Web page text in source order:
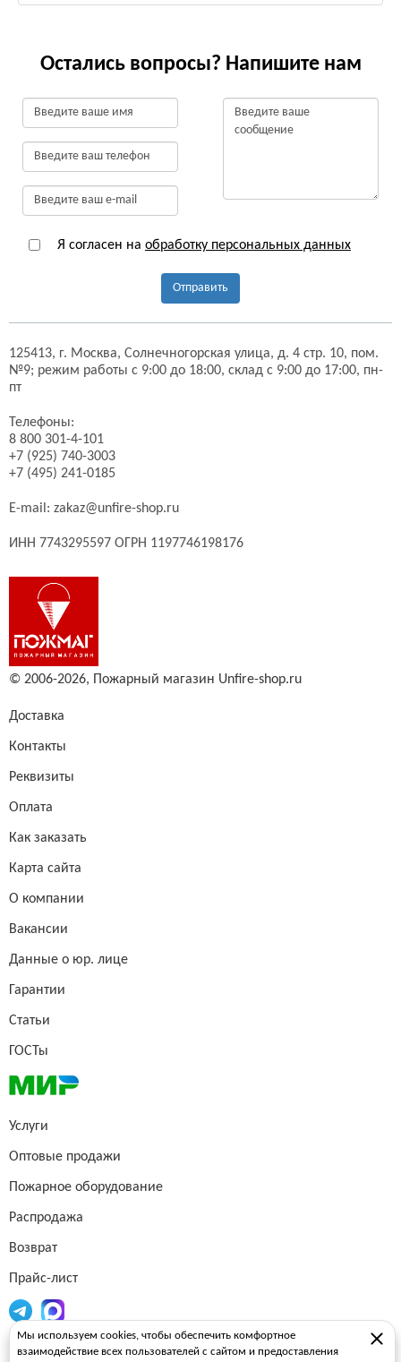
Остались вопросы? Напишите нам
Я согласен на обработку персональных данных
Отправить
125413, г. Москва, Солнечногорская улица, д. 4 стр. 10, пом.
№9; режим работы с 9:00 до 18:00, склад с 9:00 до 17:00, пн-
пт
Телефоны:
8 800 301-4-101
+7 (925) 740-3003
+7 (495) 241-0185
E-mail: zakaz@unfire-shop.ru
ИНН 7743295597 ОГРН 1197746198176
© 2006-2026, Пожарный магазин Unfire-shop.ru
Доставка
Контакты
Реквизиты
Оплата
Как заказать
Карта сайта
О компании
Вакансии
Данные о юр. лице
Гарантии
Статьи
ГОСТы
Услуги
Оптовые продажи
Пожарное оборудование
Распродажа
Возврат
Прайс-лист
Огнетушители
Мы используем cookies, чтобы обеспечить комфортное
взаимодействие всех пользователей с сайтом и предоставления